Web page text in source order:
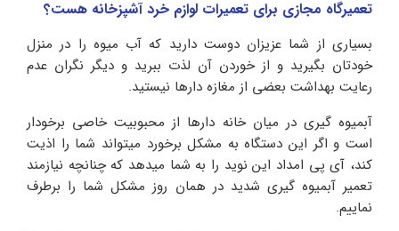
تعمیرگاه مجازی برای تعمیرات لوازم خرد آشپزخانه هست؟
بسیاری از شما عزیزان دوست دارید که آب میوه را در منزل
خودتان بگیرید و از خوردن آن لذت ببرید و دیگر نگران عدم
رعایت بهداشت بعضی از مغازه دارها نیستید.
آبمیوه گیری در میان خانه دارها از محبوبیت خاصی برخودار
است و اگر این دستگاه به مشکل برخورد میتواند شما را اذیت
کند، آی پی امداد این نوید را به شما میدهد که چنانچه نیازمند
تعمیر آبمیوه گیری شدید در همان روز مشکل شما را برطرف
نماییم.